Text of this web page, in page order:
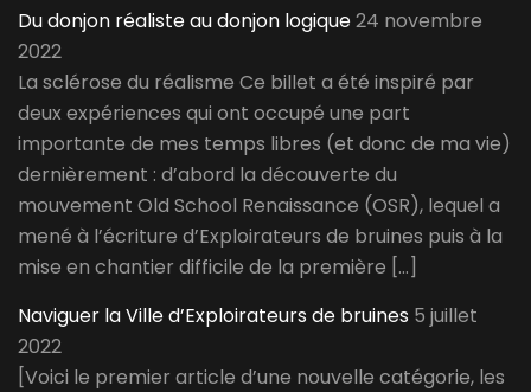
Du donjon réaliste au donjon logique24 novembre
2022
La sclérose du réalisme Ce billet a été inspiré par
deux expériences qui ont occupé une part
importante de mes temps libres (et donc de ma vie)
dernièrement : d’abord la découverte du
mouvement Old School Renaissance (OSR), lequel a
mené à l’écriture d’Exploirateurs de bruines puis à la
mise en chantier difficile de la première […]
Naviguer la Ville d’Exploirateurs de bruines 5 juillet
2022
[Voici le premier article d’une nouvelle catégorie, les